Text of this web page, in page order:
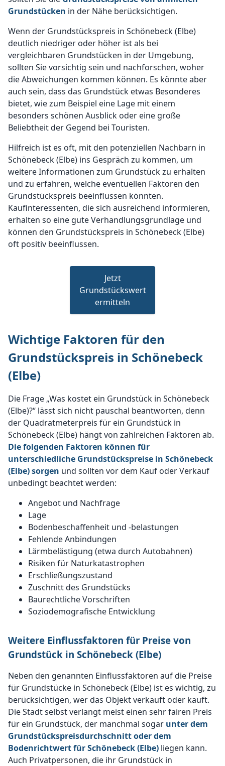
Grundstücken in der Nähe berücksichtigen.
Wenn der Grundstückspreis in Schönebeck (Elbe)
deutlich niedriger oder höher ist als bei
vergleichbaren Grundstücken in der Umgebung,
sollten Sie vorsichtig sein und nachforschen, woher
die Abweichungen kommen können. Es könnte aber
auch sein, dass das Grundstück etwas Besonderes
bietet, wie zum Beispiel eine Lage mit einem
besonders schönen Ausblick oder eine große
Beliebtheit der Gegend bei Touristen.
Hilfreich ist es oft, mit den potenziellen Nachbarn in
Schönebeck (Elbe) ins Gespräch zu kommen, um
weitere Informationen zum Grundstück zu erhalten
und zu erfahren, welche eventuellen Faktoren den
Grundstückspreis beeinflussen könnten.
Kaufinteressenten, die sich ausreichend informieren,
erhalten so eine gute Verhandlungsgrundlage und
können den Grundstückspreis in Schönebeck (Elbe)
oft positiv beeinflussen.
Jetzt
Grundstückswert
ermitteln
Wichtige Faktoren für den
Grundstückspreis in Schönebeck
(Elbe)
Die Frage „Was kostet ein Grundstück in Schönebeck
(Elbe)?“ lässt sich nicht pauschal beantworten, denn
der Quadratmeterpreis für ein Grundstück in
Schönebeck (Elbe) hängt von zahlreichen Faktoren ab.
Die folgenden Faktoren können für
unterschiedliche Grundstückspreise in Schönebeck
(Elbe) sorgen und sollten vor dem Kauf oder Verkauf
unbedingt beachtet werden:
Angebot und Nachfrage
Lage
Bodenbeschaffenheit und -belastungen
Fehlende Anbindungen
Lärmbelästigung (etwa durch Autobahnen)
Risiken für Naturkatastrophen
Erschließungszustand
Zuschnitt des Grundstücks
Baurechtliche Vorschriften
Soziodemografische Entwicklung
Weitere Einflussfaktoren für Preise von
Grundstück in Schönebeck (Elbe)
Neben den genannten Einflussfaktoren auf die Preise
für Grundstücke in Schönebeck (Elbe) ist es wichtig, zu
berücksichtigen, wer das Objekt verkauft oder kauft.
Die Stadt selbst verlangt meist einen sehr fairen Preis
für ein Grundstück, der manchmal sogar unter dem
Grundstückspreisdurchschnitt oder dem
Bodenrichtwert für Schönebeck (Elbe) liegen kann.
Auch Privatpersonen, die ihr Grundstück in